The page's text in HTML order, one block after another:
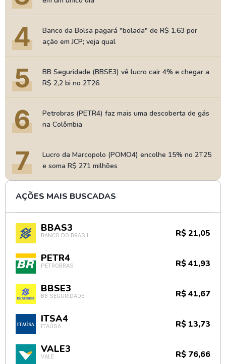
4
Banco da Bolsa pagará "bolada" de R$ 1,63 por
ação em JCP; veja qual
5
BB Seguridade (BBSE3) vê lucro cair 4% e chegar a
R$ 2,2 bi no 2T26
6
Petrobras (PETR4) faz mais uma descoberta de gás
na Colômbia
7
Lucro da Marcopolo (POMO4) encolhe 15% no 2T25
e soma R$ 271 milhões
AÇÕES MAIS BUSCADAS
BBAS3
BANCO DO BRASIL R$ 21,05
PETR4
PETROBRAS R$ 41,93
BBSE3
BB SEGURIDADE R$ 41,67
ITSA4
ITAÚSA R$ 13,73
VALE3
VALE R$ 76,66